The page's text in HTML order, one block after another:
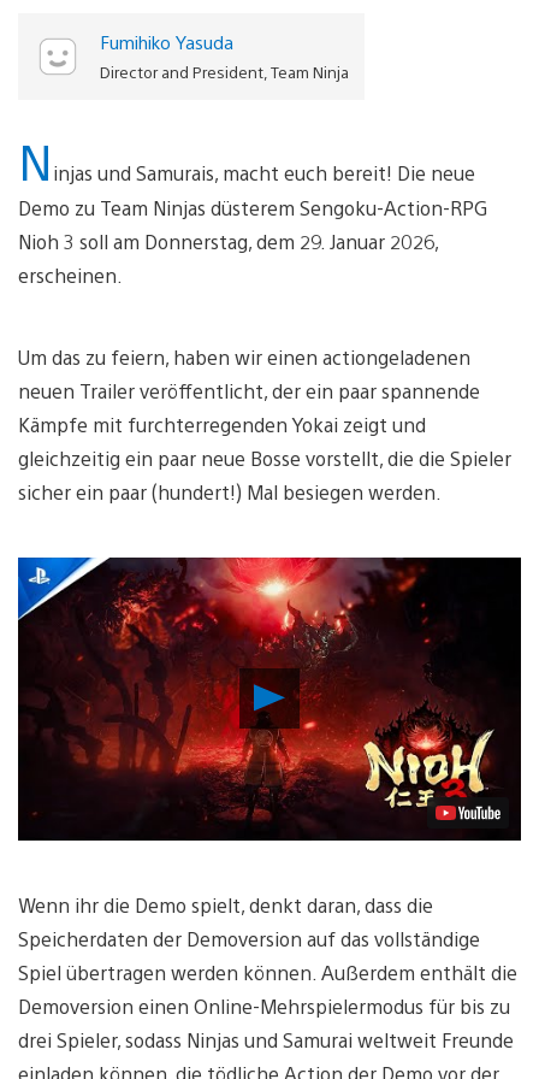
Fumihiko Yasuda
Director and President, Team Ninja
N injas und Samurais, macht euch bereit! Die neue
Demo zu Team Ninjas düsterem Sengoku-Action-RPG
Nioh 3 soll am Donnerstag, dem 29. Januar 2026,
erscheinen.
Um das zu feiern, haben wir einen actiongeladenen
neuen Trailer veröffentlicht, der ein paar spannende
Kämpfe mit furchterregenden Yokai zeigt und
gleichzeitig ein paar neue Bosse vorstellt, die die Spieler
sicher ein paar (hundert!) Mal besiegen werden.
Video
abspielen
Wenn ihr die Demo spielt, denkt daran, dass die
Speicherdaten der Demoversion auf das vollständige
Spiel übertragen werden können. Außerdem enthält die
Demoversion einen Online-Mehrspielermodus für bis zu
drei Spieler, sodass Ninjas und Samurai weltweit Freunde
einladen können, die tödliche Action der Demo vor der